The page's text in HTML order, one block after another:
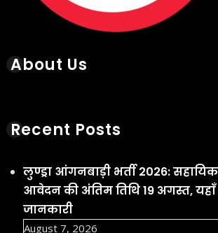
About Us
Recent Posts
लुण्ड्रा आंगनबाड़ी भर्ती 2026:
आवेदन की अंतिम तिथि 19 अगस्त, यहाँ
जानकारी
August 7, 2026